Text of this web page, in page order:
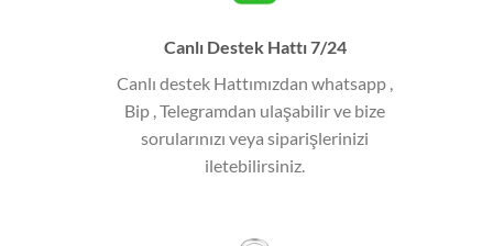
Canlı Destek Hattı 7/24
Canlı destek Hattımızdan whatsapp ,
Bip , Telegramdan ulaşabilir ve bize
sorularınızı veya siparişlerinizi
iletebilirsiniz.